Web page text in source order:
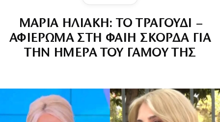
ΜΑΡΙΑ ΗΛΙΑΚΗ: ΤΟ ΤΡΑΓΟΥΔΙ –
ΑΦΙΕΡΩΜΑ ΣΤΗ ΦΑΙΗ ΣΚΟΡΔΑ ΓΙΑ
ΤΗΝ ΗΜΕΡΑ ΤΟΥ ΓΑΜΟΥ ΤΗΣ